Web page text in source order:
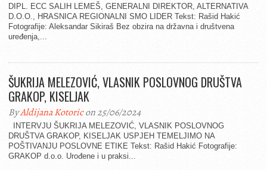
DIPL. ECC SALIH LEMEŠ, GENERALNI DIREKTOR, ALTERNATIVA
D.O.O., HRASNICA REGIONALNI SMO LIDER Tekst: Rašid Hakić
Fotografije: Aleksandar Sikiraš Bez obzira na državna i društvena
uređenja,...
ŠUKRIJA MELEZOVIĆ, VLASNIK POSLOVNOG DRUŠTVA
GRAKOP, KISELJAK
ByAldijana Kotoricon 25/06/2024
INTERVJU ŠUKRIJA MELEZOVIĆ, VLASNIK POSLOVNOG
DRUŠTVA GRAKOP, KISELJAK USPJEH TEMELJIMO NA
POŠTIVANJU POSLOVNE ETIKE Tekst: Rašid Hakić Fotografije:
GRAKOP d.o.o. Urođene i u praksi...